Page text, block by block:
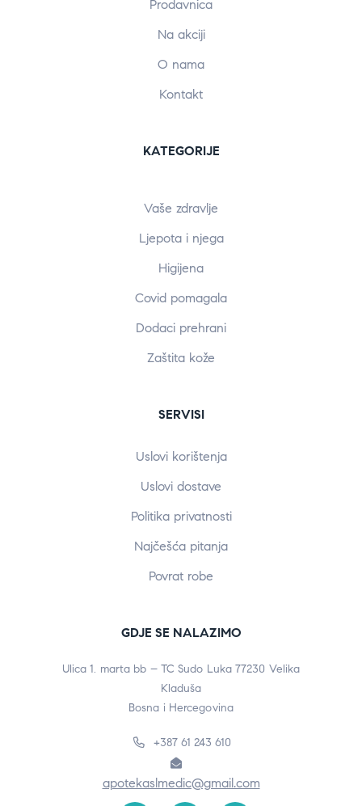
Prodavnica
Na akciji
O nama
Kontakt
KATEGORIJE
Vaše zdravlje
Ljepota i njega
Higijena
Covid pomagala
Dodaci prehrani
Zaštita kože
SERVISI
Uslovi korištenja
Uslovi dostave
Politika privatnosti
Najčešća pitanja
Povrat robe
GDJE SE NALAZIMO
Ulica 1. marta bb – TC Sudo Luka 77230 Velika
Kladuša
Bosna i Hercegovina
+387 61 243 610
apotekaslmedic@gmail.com